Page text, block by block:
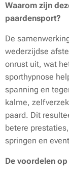
Waarom zijn
paardensport?
De
wederzijdse
onrust uit, wat
sporthypnose
spanning en
kalme,
paard. Dit
betere
springen en
De voordelen